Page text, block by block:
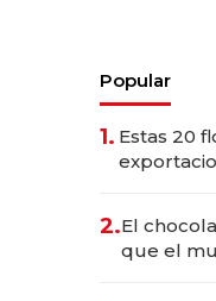
Popular
1. Estas 20
2.El
que el